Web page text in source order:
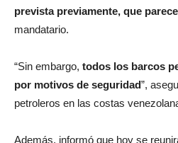
prevista previamente, que
mandatario.
“Sin embargo, todos los barcos
por motivos de seguridad”,
petroleros en las costas
Además, informó que hoy se